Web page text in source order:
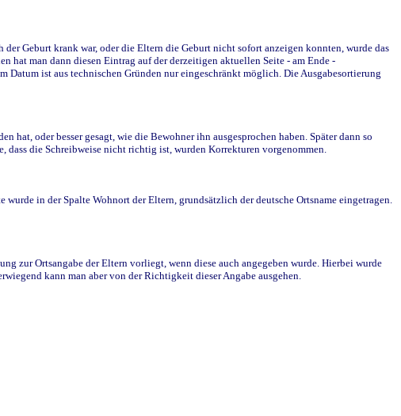
Geburt krank war, oder die Eltern die Geburt nicht sofort anzeigen konnten, wurde das
hat man dann diesen Eintrag auf der derzeitigen aktuellen Seite - am Ende -
ist aus technischen Gründen nur eingeschränkt möglich. Die Ausgabesortierung
oder besser gesagt, wie die Bewohner ihn ausgesprochen haben. Später dann so
die Schreibweise nicht richtig ist, wurden Korrekturen vorgenommen.
in der Spalte Wohnort der Eltern, grundsätzlich der deutsche Ortsname eingetragen.
zur Ortsangabe der Eltern vorliegt, wenn diese auch angegeben wurde. Hierbei wurde
kann man aber von der Richtigkeit dieser Angabe ausgehen.